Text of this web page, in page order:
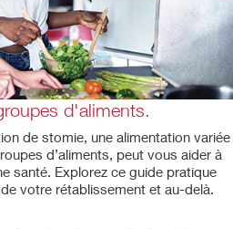
d'aliments.
de stomie, une alimentation variée
d’aliments, peut vous aider à
santé. Explorez ce guide pratique
votre rétablissement et au-delà.